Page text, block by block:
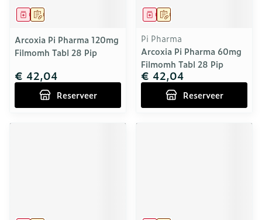
Op voorschrift
Geneesmiddel
Arcoxia Pi Pharma 120mg
Filmomh Tabl 28 Pip
€ 42,04
Reserveer
Op voorschrift
Geneesmiddel
Pi Pharma
Arcoxia Pi Pharma 60mg
Filmomh Tabl 28 Pip
€ 42,04
Reserveer